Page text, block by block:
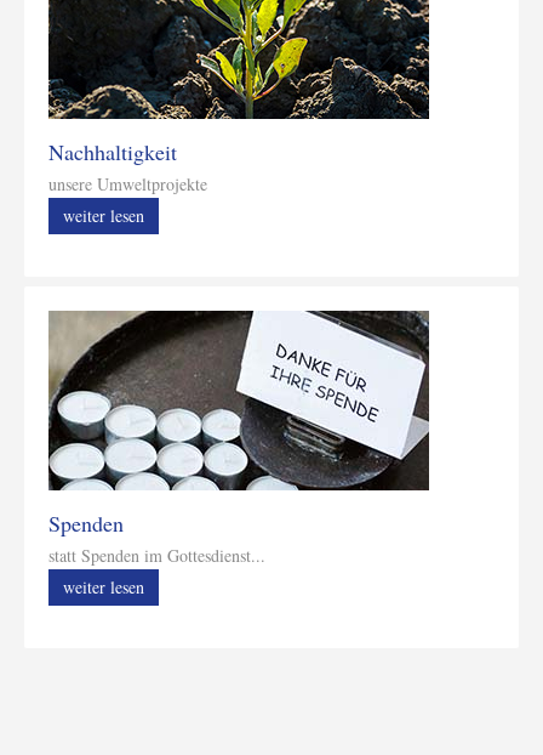
Nachhaltigkeit
unsere Umweltprojekte
weiter lesen
Spenden
statt Spenden im Gottesdienst...
weiter lesen